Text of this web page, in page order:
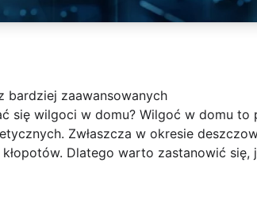
bardziej zaawansowanych
się wilgoci w domu? Wilgoć w domu
Zwłaszcza w okresie
Dlatego warto zastanowić